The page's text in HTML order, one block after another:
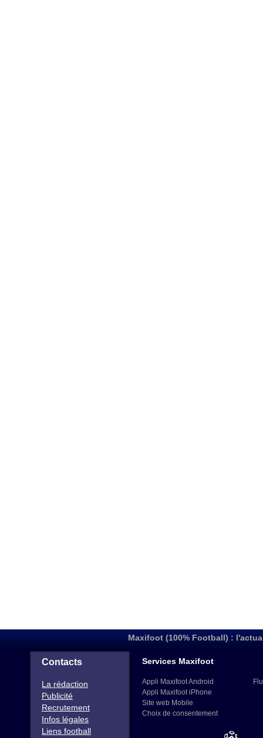
Maxifoot (100% Football) :
Contacts
La rédaction
Publicité
Recrutement
Infos légales
Liens football
Services Maxifoot
Appli Maxifoot Android
Appli Maxifoot iPhone
Site web Mobile
Choix de consentement